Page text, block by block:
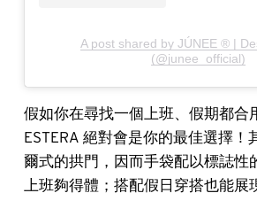
A post shared by JÚNEE ® |
(@junee_official)
假如你在尋找一個上班、假期都合
ESTERA 絕對會是你的最佳選擇！
爾式的拱門，因而手袋配以標誌性
上班夠得體；搭配假日穿搭也能展